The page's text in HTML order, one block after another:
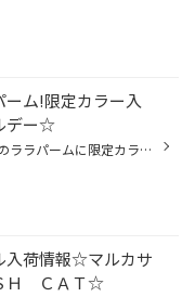
ム!限定カラー入
デー☆
今年当店で大人気のララパームに限定カラーが登場です！ 当店にもさっそく入荷です（＾＾） ブラック＆レッドクリアー 透明感のあるレッドクリアーがキレイです☆ 設定サイズは軽カー用１４・１５インチとなっております。 当店展示サイズは１４インチ（＾＾） 限定なので早い者勝ちですよ～ そして...
荷情報☆マルカサ
Ｈ ＣＡＴ☆